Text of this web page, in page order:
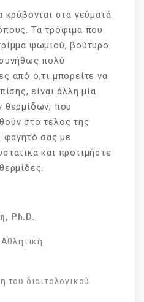
κρύβονται στα γεύματά
Τα τρόφιμα που
ψωμιού, βούτυρο
πολύ
από ό,τι μπορείτε να
είναι άλλη μία
θερμίδων, που
στο τέλος της
φαγητό σας με
και προτιμήστε
Ph.D.
του διαιτολογικού